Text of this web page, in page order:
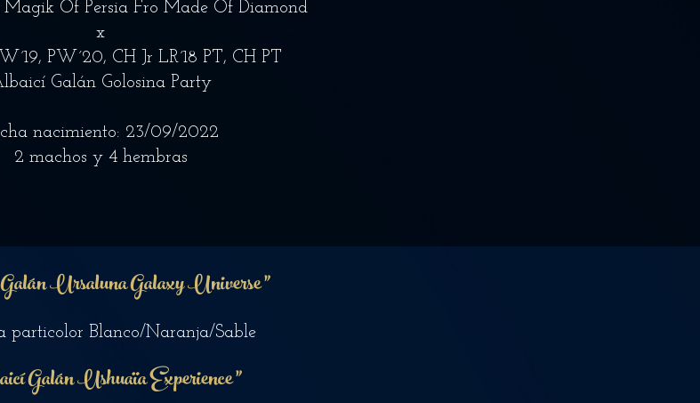
Of Persia Fro Made Of Diamond
x
PW´20, CH Jr LR´18 PT, CH PT
Galán Golosina Party
nacimiento: 23/09/2022
2 machos y 4 hembras
Ursaluna Galaxy Universe "
particolor Blanco/Naranja/Sable
Galán Ushuaïa Experience"